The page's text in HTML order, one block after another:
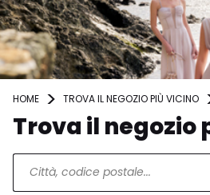
HOME TROVA IL NEGOZIO PIÙ VICINO
Trova il negozio